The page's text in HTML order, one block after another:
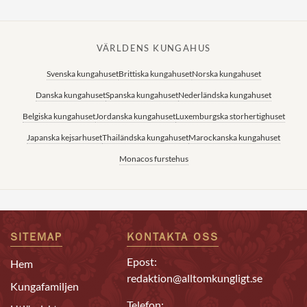
VÄRLDENS KUNGAHUS
Svenska kungahusetBrittiska kungahusetNorska kungahuset
Danska kungahusetSpanska kungahusetNederländska kungahuset
Belgiska kungahusetJordanska kungahusetLuxemburgska storhertighuset
Japanska kejsarhusetThailändska kungahusetMarockanska kungahuset
Monacos furstehus
SITEMAP
Hem
Kungafamiljen
KONTAKTA OSS
Epost:
redaktion@alltomkungligt.se